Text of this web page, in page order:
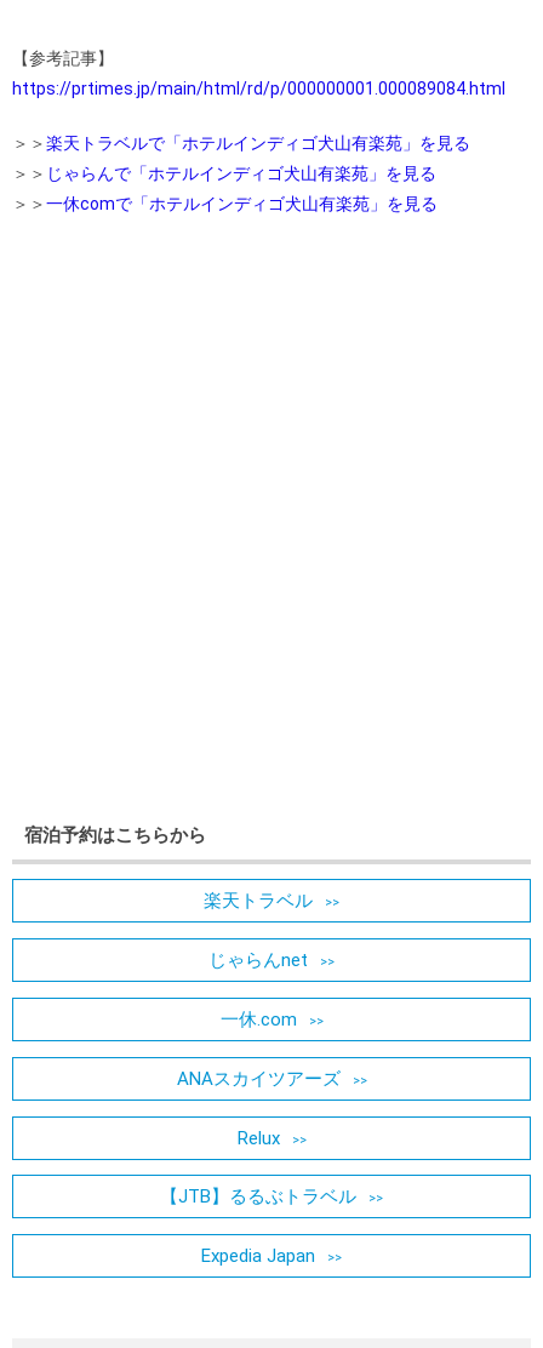
【参考記事】
https://prtimes.jp/main/html/rd/p/000000001.000089084.html
＞＞楽天トラベルで「ホテルインディゴ犬山有楽苑」を見る
＞＞ じゃらんで「ホテルインディゴ犬山有楽苑」を見る
＞＞一休comで「ホテルインディゴ犬山有楽苑」を見る
宿泊予約はこちらから
楽天トラベル
じゃらんnet
一休.com
ANAスカイツアーズ
Relux
【JTB】るるぶトラベル
Expedia Japan